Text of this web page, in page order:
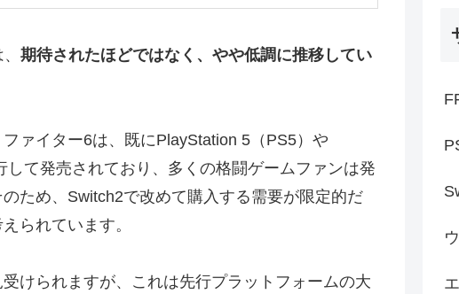
期待されたほどではなく、やや低調に推移してい
ァイター6は、既にPlayStation 5（PS5）や
て発売されており、多くの格闘ゲームファンは発
ため、 Switch2で改めて購入する需要が限定的だ
られています。
けられますが、これは先行プラットフォームの大